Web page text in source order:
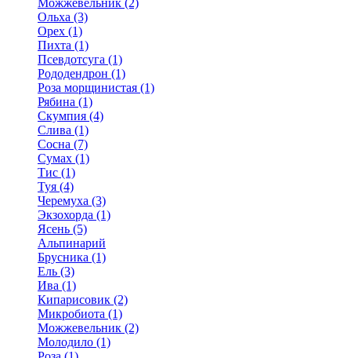
Можжевельник (2)
Ольха (3)
Орех (1)
Пихта (1)
Псевдотсуга (1)
Рододендрон (1)
Роза морщинистая (1)
Рябина (1)
Скумпия (4)
Слива (1)
Сосна (7)
Сумах (1)
Тис (1)
Туя (4)
Черемуха (3)
Экзохорда (1)
Ясень (5)
Альпинарий
Брусника (1)
Ель (3)
Ива (1)
Кипарисовик (2)
Микробиота (1)
Можжевельник (2)
Молодило (1)